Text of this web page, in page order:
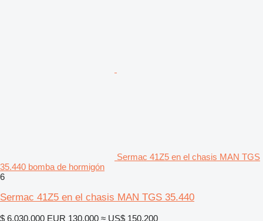
Sermac 41Z5 en el chasis MAN TGS
35.440 bomba de hormigón
6
Sermac 41Z5 en el chasis MAN TGS 35.440
$ 6.030.000 EUR 130.000 ≈ US$ 150.200